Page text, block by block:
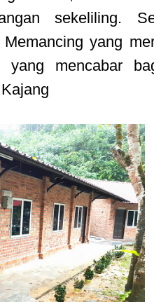
sekeliling.
yang
yang mencabar